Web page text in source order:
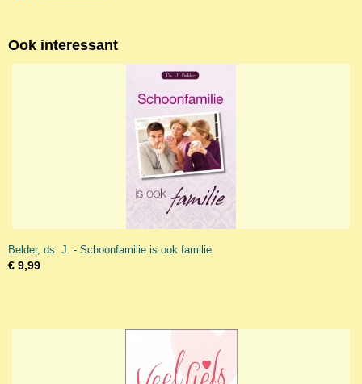
Ook interessant
Belder, ds. J. - Schoonfamilie is ook familie
€ 9,99